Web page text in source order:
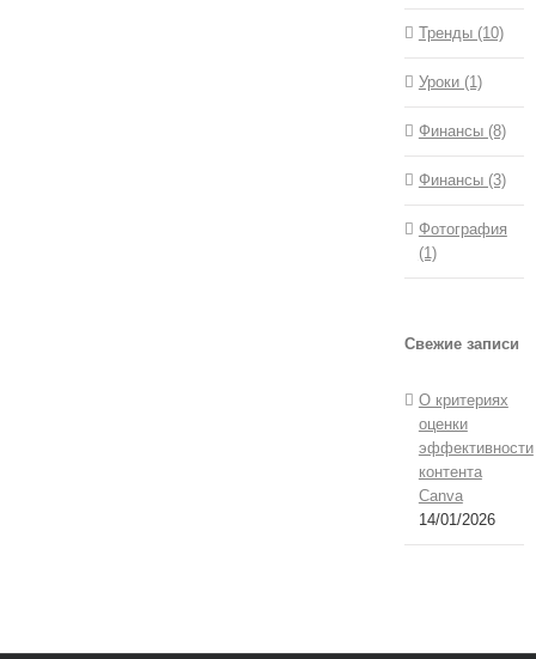
Тренды (10)
Уроки (1)
Финансы (8)
Финансы (3)
Фотография
(1)
Свежие записи
О критериях
оценки
эффективности
контента
Canva
14/01/2026